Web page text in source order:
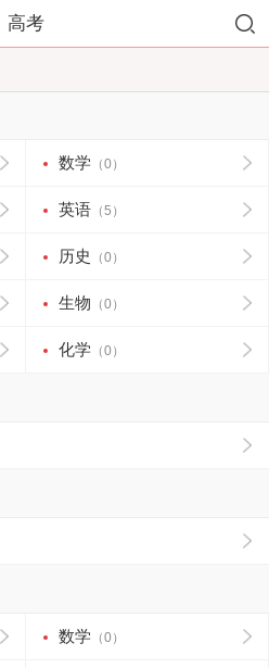
高考
数学 （0）
英语 （5）
历史 （0）
生物 （0）
化学 （0）
数学 （0）